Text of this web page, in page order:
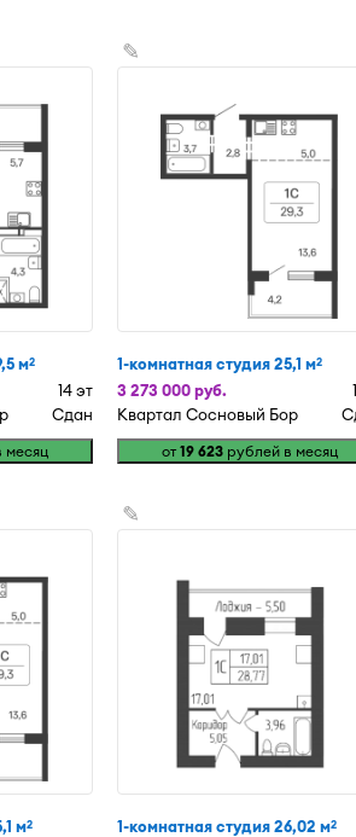
м2
14 эт
Сдан
✎
1-комнатная студия 25,1 м2
3 273 000 руб.
Квартал Сосновый Бор
от 19 623рублей в месяц
м2
✎
1-комнатная студия 26,02 м2